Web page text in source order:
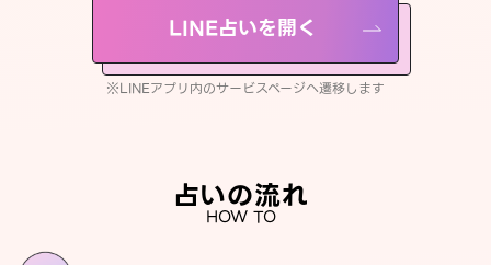
LINE占いを開く
※LINEアプリ内のサービスページへ遷移します
占いの流れ
HOW TO